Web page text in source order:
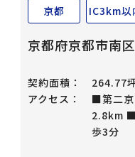
京都 IC3km以
京都府京都市南
契約面積：
264.77
アクセス：
■第二京
2.8km
歩3分